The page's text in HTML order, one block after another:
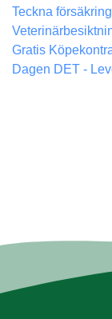
Teckna försäkring
Gratis
Dagen DET -